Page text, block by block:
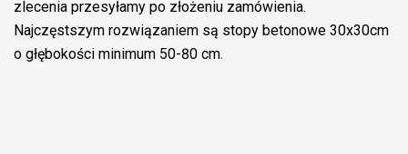
zlecenia przesyłamy po złożeniu zamówienia.
Najczęstszym rozwiązaniem są stopy betonowe 30x30cm
o głębokości minimum 50-80 cm.